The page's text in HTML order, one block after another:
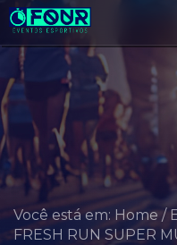
Você está em: Home /
FRESH RUN SUPER